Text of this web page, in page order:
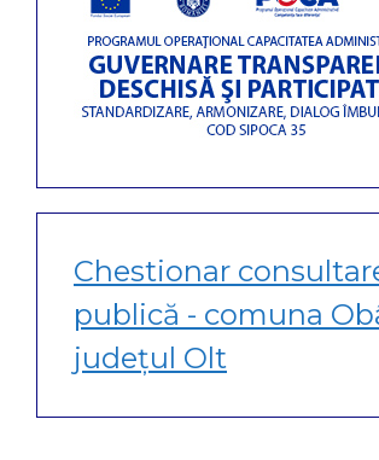
Chestionar
publică - comuna
județul Olt